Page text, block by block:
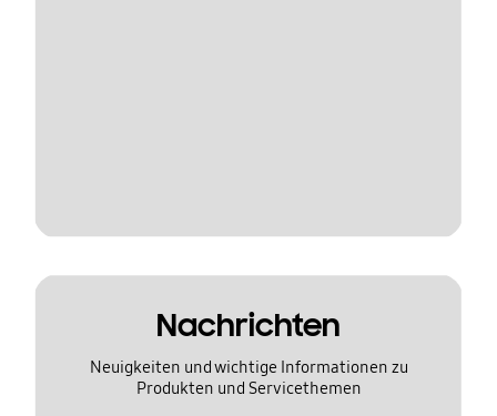
Nachrichten
Neuigkeiten und wichtige Informationen zu
Produkten und Servicethemen